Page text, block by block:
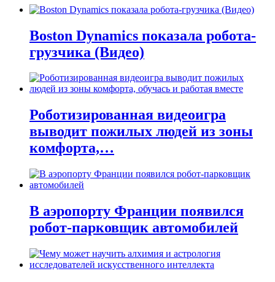
Boston Dynamics показала робота-
грузчика (Видео)
Роботизированная видеоигра
выводит пожилых людей из зоны
комфорта,…
В аэропорту Франции появился
робот-парковщик автомобилей